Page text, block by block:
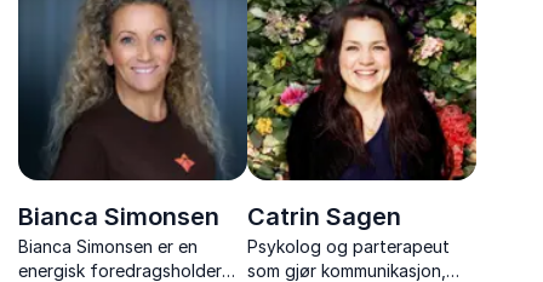
største bedriftene i Norge.
tilnærming til å mestre
stress og styrke helse.
Bianca Simonsen
Bianca Simonsen er en
energisk foredragsholder
Catrin Sagen
Psykolog og parterapeut
som gjør kommunikasjon,